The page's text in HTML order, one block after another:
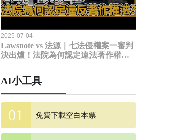
2025-07-04
Lawsnote vs 法源｜七法侵權案一審判
決出爐！法院為何認定違法著作權
AI小工具
免費下載空白本票